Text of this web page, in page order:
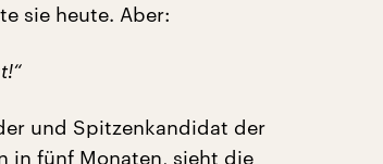
sie heute. Aber:
und Spitzenkandidat der
in fünf Monaten, sieht die